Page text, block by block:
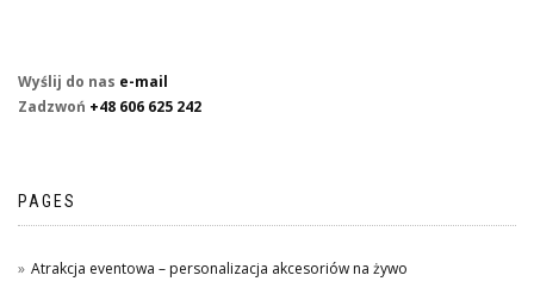
Wyślij do nas e-mail
Zadzwoń +48 606 625 242
PAGES
Atrakcja eventowa – personalizacja akcesoriów na żywo